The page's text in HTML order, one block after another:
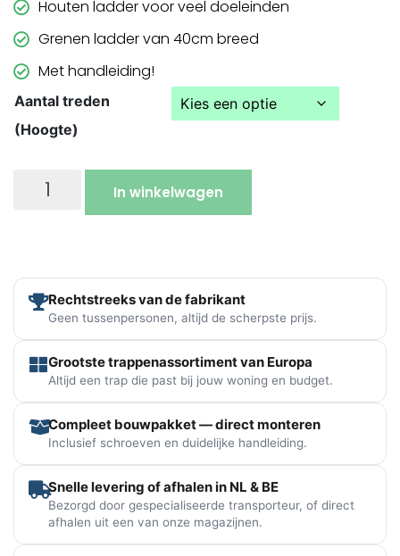
Houten ladder voor veel doeleinden
Grenen ladder van 40cm breed
Met handleiding!
Aantal treden
(Hoogte)
In winkelwagen
Rechtstreeks van de fabrikant
Geen tussenpersonen, altijd de scherpste prijs.
Grootste trappenassortiment van Europa
Altijd een trap die past bij jouw woning en budget.
Compleet bouwpakket — direct monteren
Inclusief schroeven en duidelijke handleiding.
Snelle levering of afhalen in NL & BE
Bezorgd door gespecialiseerde transporteur, of direct
afhalen uit een van onze magazijnen.